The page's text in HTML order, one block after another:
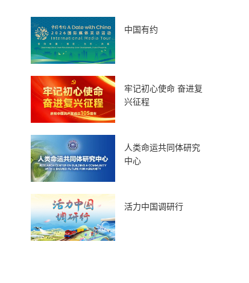
中国有约
牢记初心使命 奋进复
兴征程
人类命运共同体研究
中心
活力中国调研行